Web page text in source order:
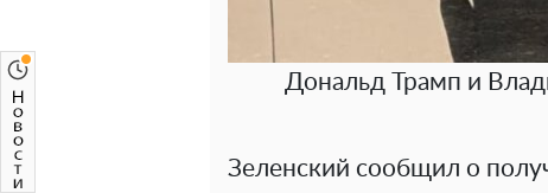
Дональд Трамп и
Зеленский сообщил о